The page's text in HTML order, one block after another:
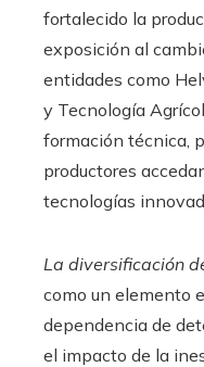
fortalecido la
exposición al
entidades como
y Tecnología
formación técnica,
productores
tecnologías
La diversificación
como un elemento
dependencia de
el impacto de la